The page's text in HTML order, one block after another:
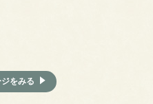
をみる